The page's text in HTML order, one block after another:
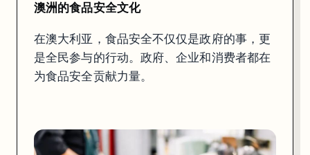
全民动员，共同保障
悉尼大学在食品安全管理上
高度重视，实施了多项措施和研究项目，以
澳洲的食品安全文化
在澳大利亚，食品安全不仅仅是政府的事，更
是全民参与的行动。政府、企业和消费者都在
为食品安全贡献力量。